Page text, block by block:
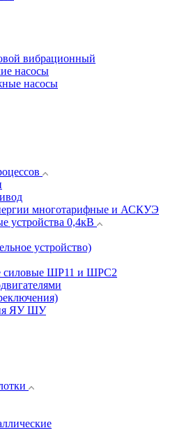
вибрационный
насосы
насосы
многотарифные и АСКУЭ
устройства 0,4кВ
устройство)
силовые ШР11 и ШРС2
ЯУ ШУ